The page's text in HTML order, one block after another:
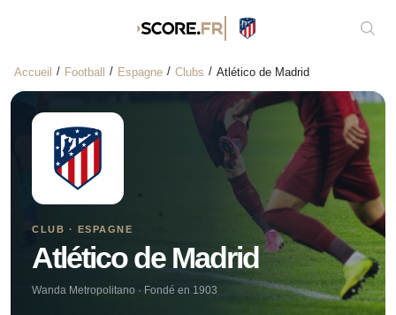
Accueil Football Espagne Clubs Atlético de Madrid
CLUB · ESPAGNE
Atlético de Madrid
Wanda Metropolitano · Fondé en 1903